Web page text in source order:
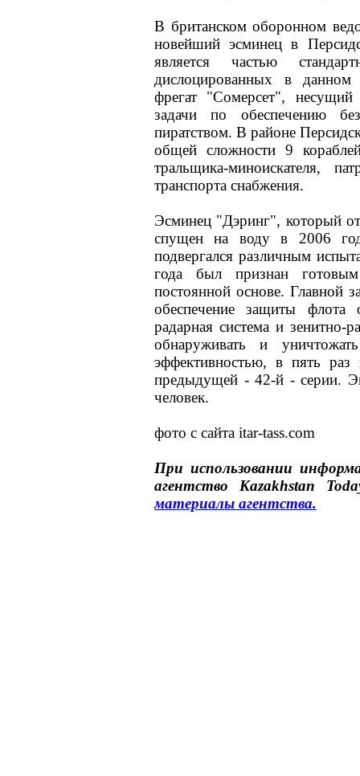
В британском оборонном
новейший эсминец в
является частью
дислоцированных в данном
фрегат "Сомерсет",
задачи по обеспечению
пиратством. В районе
общей сложности 9
тральщика-миноискателя,
транспорта снабжения.
Эсминец "Дэринг", который
спущен на воду в 2006
подвергался различным
года был признан
постоянной основе. Главной
обеспечение защиты флота
радарная система и
обнаруживать и
эффективностью, в пять раз
предыдущей - 42-й - серии.
человек.
фото с сайта itar-tass.com
При использовании
агентство Kazakhstan
материалы агентства.